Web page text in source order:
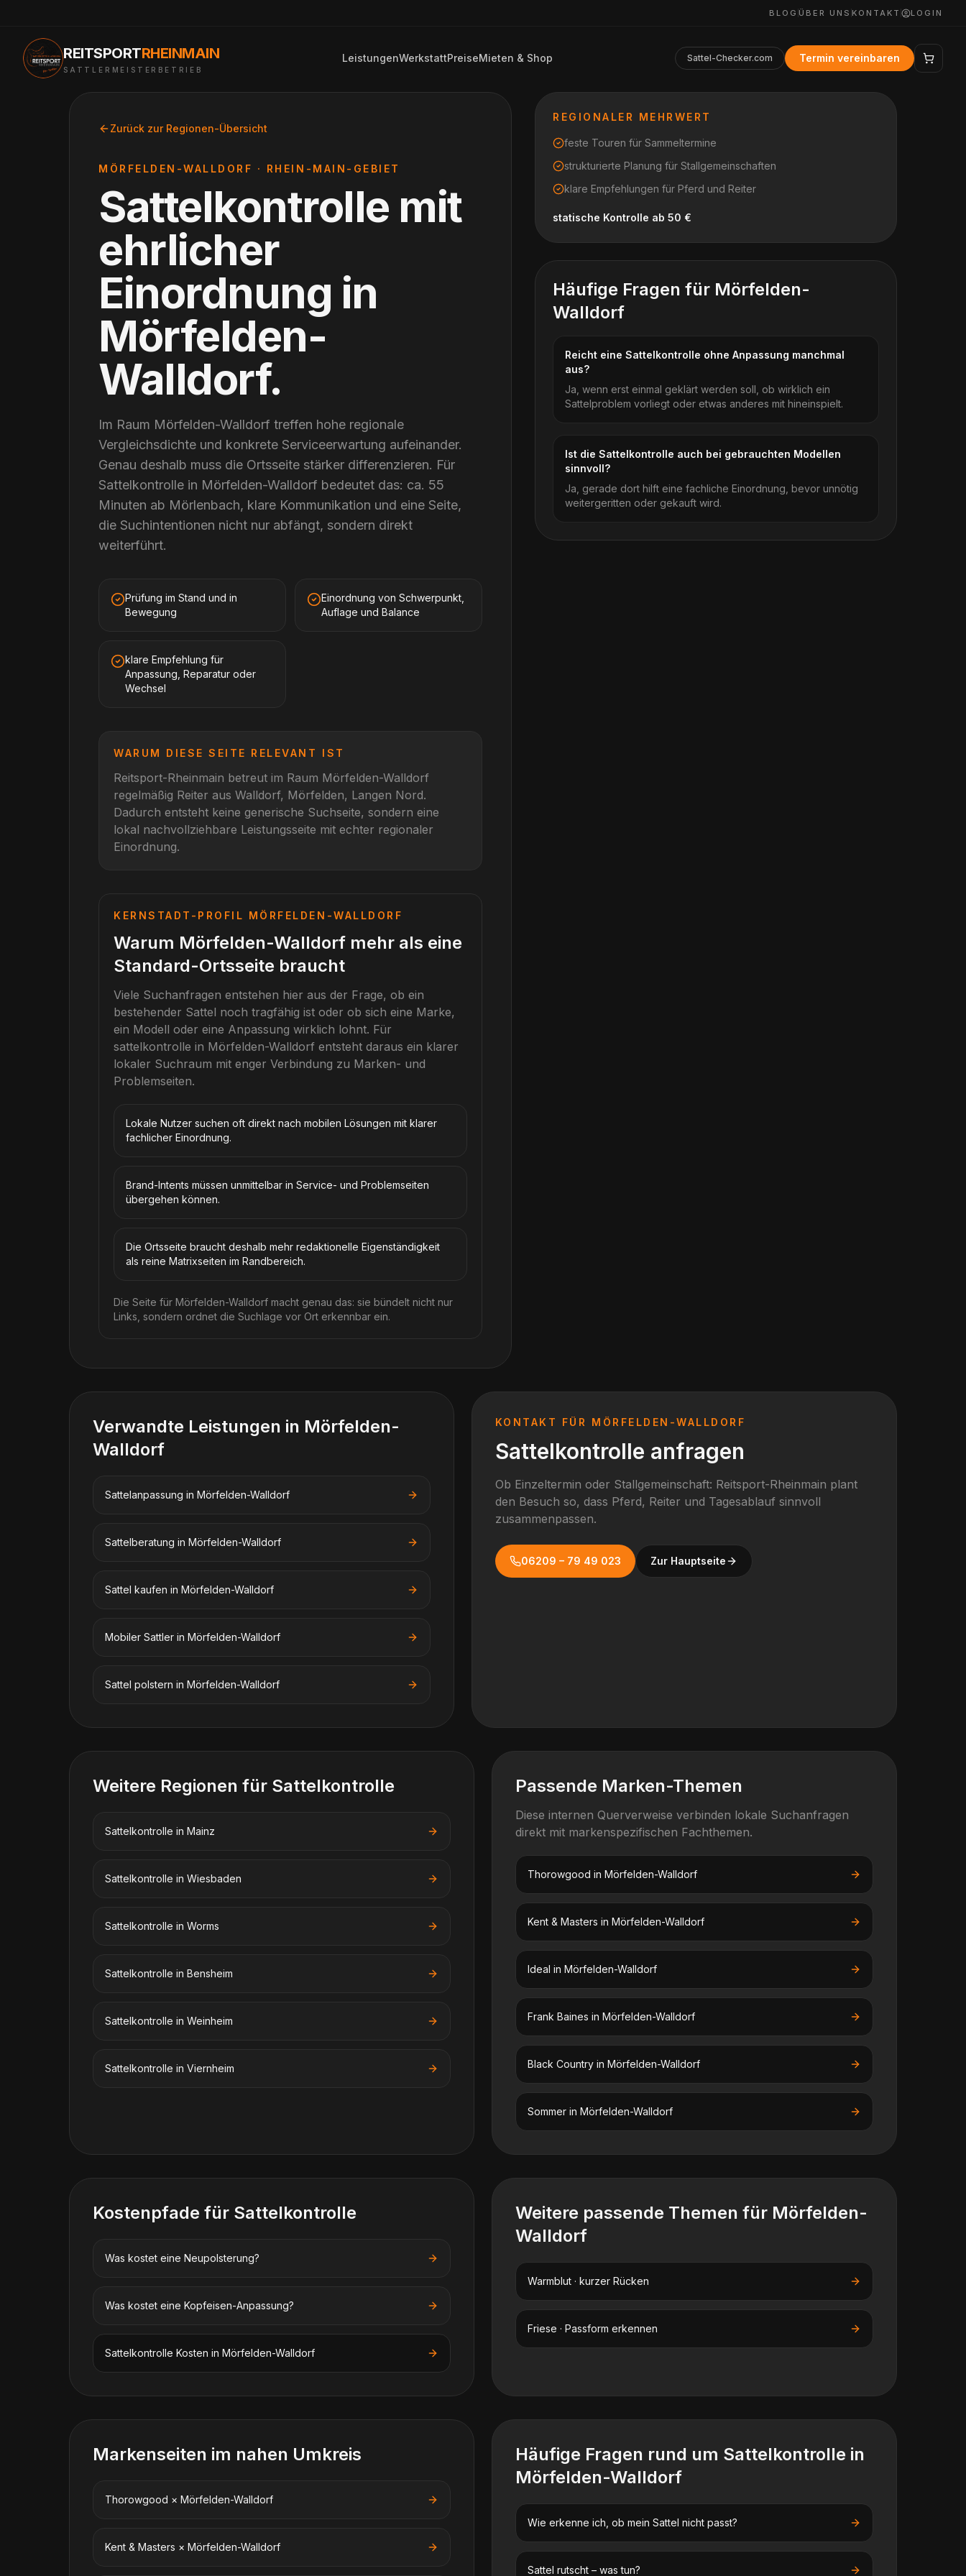
BLOG ÜBER UNS KONTAKT LOGIN
REITSPORTRHEINMAIN
SATTLERMEISTERBETRIEB
LeistungenWerkstattPreiseMieten & Shop Sattel-Checker.com Termin vereinbaren
Zurück zur Regionen-Übersicht
MÖRFELDEN-WALLDORF · RHEIN-MAIN-GEBIET
Sattelkontrolle mit
ehrlicher
Einordnung in
Mörfelden-
Walldorf.
Im Raum Mörfelden-Walldorf treffen hohe regionale
Vergleichsdichte und konkrete Serviceerwartung aufeinander.
Genau deshalb muss die Ortsseite stärker differenzieren. Für
Sattelkontrolle in Mörfelden-Walldorf bedeutet das: ca. 55
Minuten ab Mörlenbach, klare Kommunikation und eine Seite,
die Suchintentionen nicht nur abfängt, sondern direkt
weiterführt.
Prüfung im Stand und in
Bewegung
Einordnung von Schwerpunkt,
Auflage und Balance
klare Empfehlung für
Anpassung, Reparatur oder
Wechsel
WARUM DIESE SEITE RELEVANT IST
Reitsport-Rheinmain betreut im Raum Mörfelden-Walldorf
regelmäßig Reiter aus Walldorf, Mörfelden, Langen Nord.
Dadurch entsteht keine generische Suchseite, sondern eine
lokal nachvollziehbare Leistungsseite mit echter regionaler
Einordnung.
KERNSTADT-PROFIL MÖRFELDEN-WALLDORF
Warum Mörfelden-Walldorf mehr als eine
Standard-Ortsseite braucht
Viele Suchanfragen entstehen hier aus der Frage, ob ein
bestehender Sattel noch tragfähig ist oder ob sich eine Marke,
ein Modell oder eine Anpassung wirklich lohnt. Für
sattelkontrolle in Mörfelden-Walldorf entsteht daraus ein klarer
lokaler Suchraum mit enger Verbindung zu Marken- und
Problemseiten.
Lokale Nutzer suchen oft direkt nach mobilen Lösungen mit klarer
fachlicher Einordnung.
Brand-Intents müssen unmittelbar in Service- und Problemseiten
übergehen können.
Die Ortsseite braucht deshalb mehr redaktionelle Eigenständigkeit
als reine Matrixseiten im Randbereich.
Die Seite für Mörfelden-Walldorf macht genau das: sie bündelt nicht nur
Links, sondern ordnet die Suchlage vor Ort erkennbar ein.
REGIONALER MEHRWERT
feste Touren für Sammeltermine
strukturierte Planung für Stallgemeinschaften
klare Empfehlungen für Pferd und Reiter
statische Kontrolle ab 50 €
Häufige Fragen für Mörfelden-
Walldorf
Reicht eine Sattelkontrolle ohne Anpassung manchmal
aus?
Ja, wenn erst einmal geklärt werden soll, ob wirklich ein
Sattelproblem vorliegt oder etwas anderes mit hineinspielt.
Ist die Sattelkontrolle auch bei gebrauchten Modellen
sinnvoll?
Ja, gerade dort hilft eine fachliche Einordnung, bevor unnötig
weitergeritten oder gekauft wird.
Verwandte Leistungen in Mörfelden-
Walldorf
Sattelanpassung in Mörfelden-Walldorf
Sattelberatung in Mörfelden-Walldorf
Sattel kaufen in Mörfelden-Walldorf
Mobiler Sattler in Mörfelden-Walldorf
Sattel polstern in Mörfelden-Walldorf
KONTAKT FÜR MÖRFELDEN-WALLDORF
Sattelkontrolle anfragen
Ob Einzeltermin oder Stallgemeinschaft: Reitsport-Rheinmain plant
den Besuch so, dass Pferd, Reiter und Tagesablauf sinnvoll
zusammenpassen.
06209 – 79 49 023 Zur Hauptseite
Weitere Regionen für Sattelkontrolle
Sattelkontrolle in Mainz
Sattelkontrolle in Wiesbaden
Sattelkontrolle in Worms
Sattelkontrolle in Bensheim
Sattelkontrolle in Weinheim
Sattelkontrolle in Viernheim
Passende Marken-Themen
Diese internen Querverweise verbinden lokale Suchanfragen
direkt mit markenspezifischen Fachthemen.
Thorowgood in Mörfelden-Walldorf
Kent & Masters in Mörfelden-Walldorf
Ideal in Mörfelden-Walldorf
Frank Baines in Mörfelden-Walldorf
Black Country in Mörfelden-Walldorf
Sommer in Mörfelden-Walldorf
Kostenpfade für Sattelkontrolle
Was kostet eine Neupolsterung?
Was kostet eine Kopfeisen-Anpassung?
Sattelkontrolle Kosten in Mörfelden-Walldorf
Weitere passende Themen für Mörfelden-
Walldorf
Warmblut · kurzer Rücken
Friese · Passform erkennen
Markenseiten im nahen Umkreis
Thorowgood × Mörfelden-Walldorf
Kent & Masters × Mörfelden-Walldorf
Häufige Fragen rund um Sattelkontrolle in
Mörfelden-Walldorf
Wie erkenne ich, ob mein Sattel nicht passt?
Sattel rutscht – was tun?